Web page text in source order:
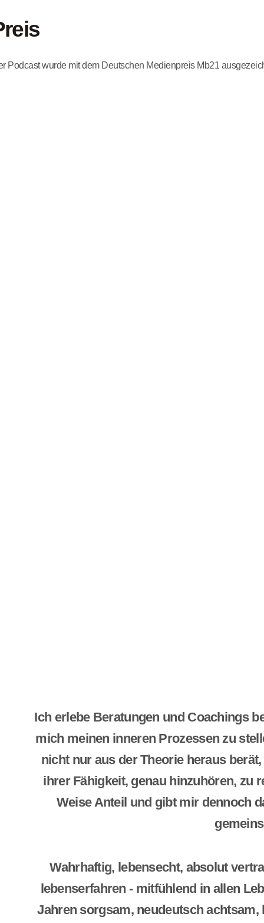
Podcast wurde mit dem Deutschen Medienpreis Mb21
Ich erlebe Beratungen und Coachings
mich meinen inneren Prozessen zu
nicht nur aus der Theorie heraus
ihrer Fähigkeit, genau hinzuhören, zu
Weise Anteil und gibt mir dennoch
Wahrhaftig, lebensecht, absolut
lebenserfahren - mitfühlend in allen
Jahren sorgsam, neudeutsch